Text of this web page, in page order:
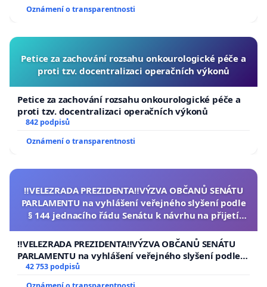
Oznámení o transparentnosti
Petice za zachování rozsahu onkourologické péče a
proti tzv. docentralizaci operačních výkonů
Petice za zachování rozsahu onkourologické péče a
proti tzv. docentralizaci operačních výkonů
842 podpisů
Oznámení o transparentnosti
‼️VELEZRADA PREZIDENTA‼️VÝZVA OBČANŮ SENÁTU
PARLAMENTU na vyhlášení veřejného slyšení podle
§ 144 jednacího řádu Senátu k návrhu na přijetí
republiky
‼️VELEZRADA PREZIDENTA‼️VÝZVA OBČANŮ SENÁTU
PARLAMENTU na vyhlášení veřejného slyšení podle §
144 jednacího řádu Senátu k návrhu na přijetí
usnesení k podání ústavní žaloby na prezidenta
42 753 podpisů